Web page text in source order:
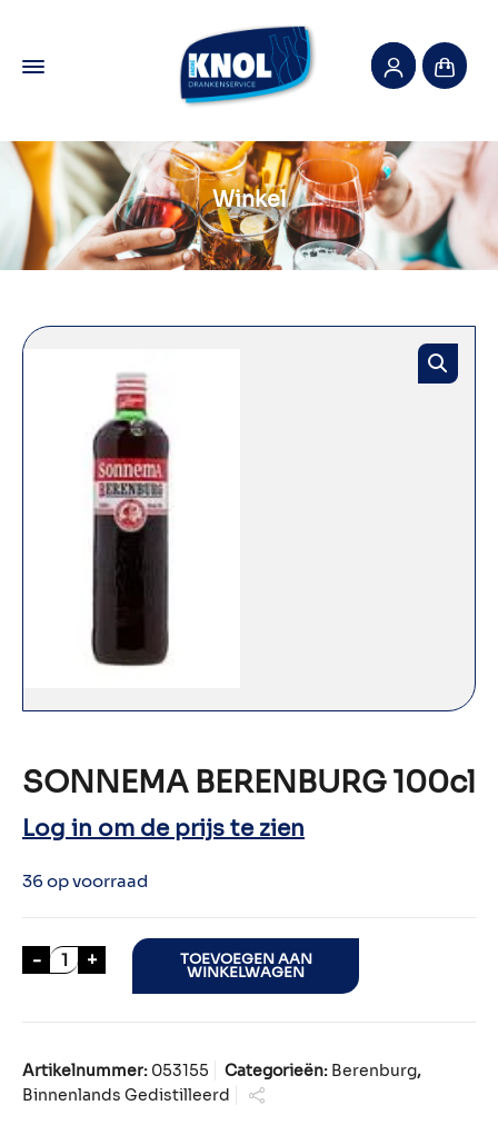
Winkel
SONNEMA BERENBURG 100cl
Log in om de prijs te zien
36 op voorraad
- SONNEMA BERENBURG 100cl aantal
+ TOEVOEGEN AAN
WINKELWAGEN
Artikelnummer: 053155 Categorieën: Berenburg,
Binnenlands Gedistilleerd